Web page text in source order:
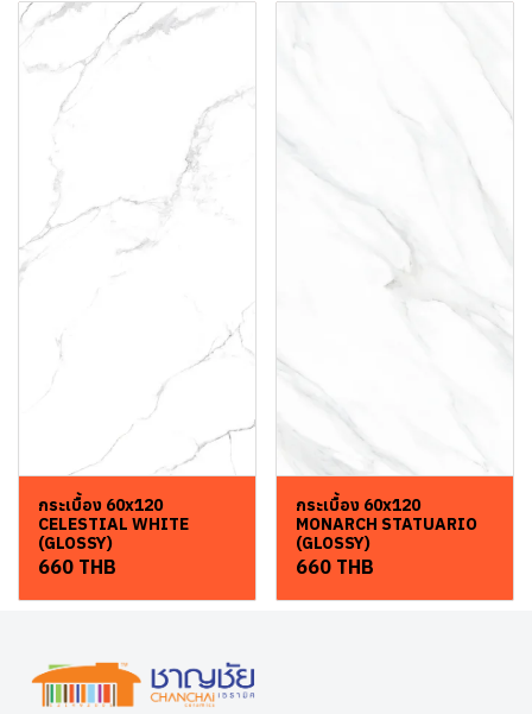
กระเบื้อง 60x120
CELESTIAL WHITE
(GLOSSY)
660 THB
กระเบื้อง 60x120
MONARCH STATUARIO
(GLOSSY)
660 THB